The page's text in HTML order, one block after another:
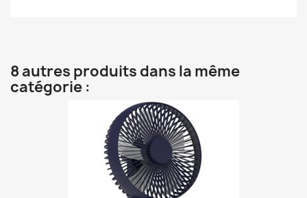
8 autres produits dans la même
catégorie :